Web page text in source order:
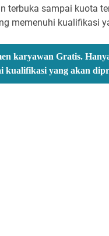
terbuka sampai kuota
memenuhi kualifikasi
karyawan Gratis.
kualifikasi yang akan